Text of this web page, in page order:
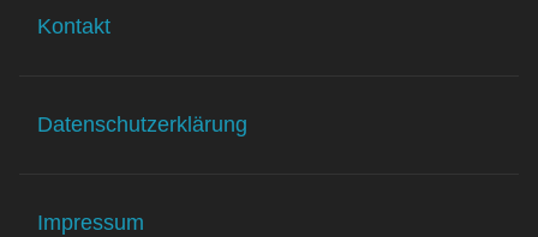
Kontakt
Datenschutzerklärung
Impressum